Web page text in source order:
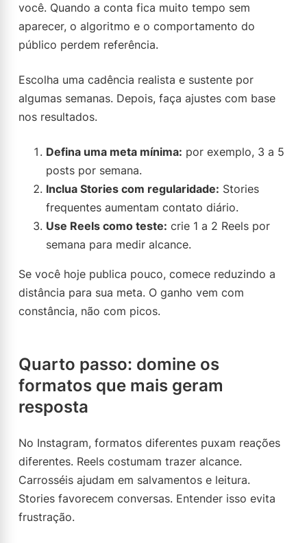
você. Quando a conta fica muito tempo sem
aparecer, o algoritmo e o comportamento do
público perdem referência.
Escolha uma cadência realista e sustente por
algumas semanas. Depois, faça ajustes com base
nos resultados.
Defina uma meta mínima: por exemplo, 3 a 5
posts por semana.
Inclua Stories com regularidade: Stories
frequentes aumentam contato diário.
Use Reels como teste: crie 1 a 2 Reels por
semana para medir alcance.
Se você hoje publica pouco, comece reduzindo a
distância para sua meta. O ganho vem com
constância, não com picos.
Quarto passo: domine os
formatos que mais geram
resposta
No Instagram, formatos diferentes puxam reações
diferentes. Reels costumam trazer alcance.
Carrosséis ajudam em salvamentos e leitura.
Stories favorecem conversas. Entender isso evita
frustração.